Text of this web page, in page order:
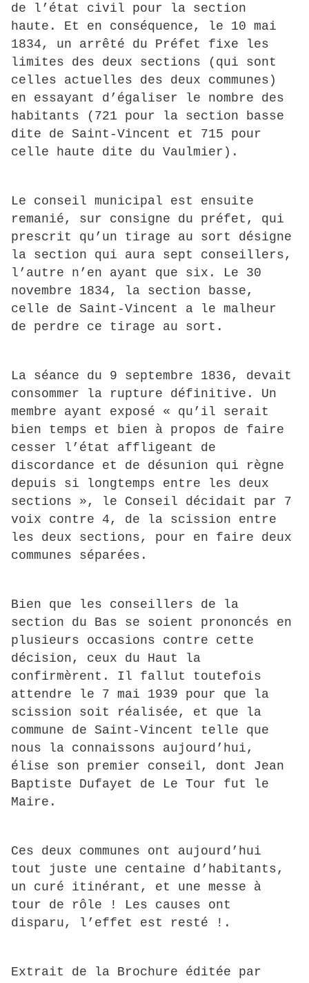
de l’état civil pour la section
haute. Et en conséquence, le 10 mai
1834, un arrêté du Préfet fixe les
limites des deux sections (qui sont
celles actuelles des deux communes)
en essayant d’égaliser le nombre des
habitants (721 pour la section basse
dite de Saint-Vincent et 715 pour
celle haute dite du Vaulmier).
Le conseil municipal est ensuite
remanié, sur consigne du préfet, qui
prescrit qu’un tirage au sort désigne
la section qui aura sept conseillers,
l’autre n’en ayant que six. Le 30
novembre 1834, la section basse,
celle de Saint-Vincent a le malheur
de perdre ce tirage au sort.
La séance du 9 septembre 1836, devait
consommer la rupture définitive. Un
membre ayant exposé « qu’il serait
bien temps et bien à propos de faire
cesser l’état affligeant de
discordance et de désunion qui règne
depuis si longtemps entre les deux
sections », le Conseil décidait par 7
voix contre 4, de la scission entre
les deux sections, pour en faire deux
communes séparées.
Bien que les conseillers de la
section du Bas se soient prononcés en
plusieurs occasions contre cette
décision, ceux du Haut la
confirmèrent. Il fallut toutefois
attendre le 7 mai 1939 pour que la
scission soit réalisée, et que la
commune de Saint-Vincent telle que
nous la connaissons aujourd’hui,
élise son premier conseil, dont Jean
Baptiste Dufayet de Le Tour fut le
Maire.
Ces deux communes ont aujourd’hui
tout juste une centaine d’habitants,
un curé itinérant, et une messe à
tour de rôle ! Les causes ont
disparu, l’effet est resté !.
Extrait de la Brochure éditée par